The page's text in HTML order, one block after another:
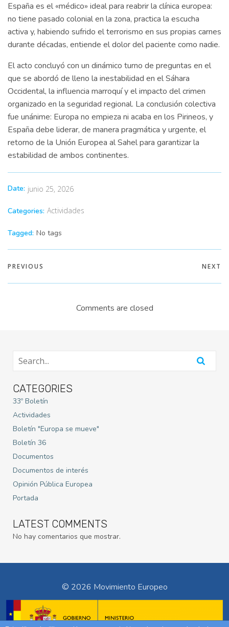
España es el «médico» ideal para reabrir la clínica europea:
no tiene pasado colonial en la zona, practica la escucha
activa y, habiendo sufrido el terrorismo en sus propias carnes
durante décadas, entiende el dolor del paciente como nadie.
El acto concluyó con un dinámico turno de preguntas en el
que se abordó de lleno la inestabilidad en el Sáhara
Occidental, la influencia marroquí y el impacto del crimen
organizado en la seguridad regional. La conclusión colectiva
fue unánime: Europa no empieza ni acaba en los Pirineos, y
España debe liderar, de manera pragmática y urgente, el
retorno de la Unión Europea al Sahel para garantizar la
estabilidad de ambos continentes.
Date: junio 25, 2026
Categories: Actividades
Tagged: No tags
PREVIOUS NEXT
Comments are closed
CATEGORIES
33º Boletín
Actividades
Boletín "Europa se mueve"
Boletín 36
Documentos
Documentos de interés
Opinión Pública Europea
Portada
LATEST COMMENTS
No hay comentarios que mostrar.
© 2026 Movimiento Europeo